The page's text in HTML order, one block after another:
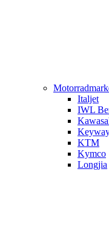
Italjet
IWL
KTM
Kymco
Longjia